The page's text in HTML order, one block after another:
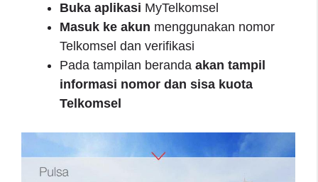
Buka aplikasi MyTelkomsel
Masuk ke akun menggunakan nomor
Telkomsel dan verifikasi
Pada tampilan beranda akan tampil
informasi nomor dan sisa kuota
Telkomsel